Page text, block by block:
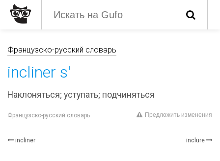
Французско-русский словарь
incliner s'
Наклоняться; уступать; подчиняться
Французско-русский словарь Предложить изменения
incliner inclure